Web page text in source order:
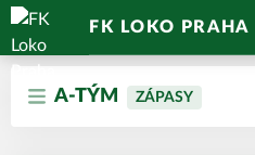
FK LOKO PRAHA
A-TÝM ZÁPASY